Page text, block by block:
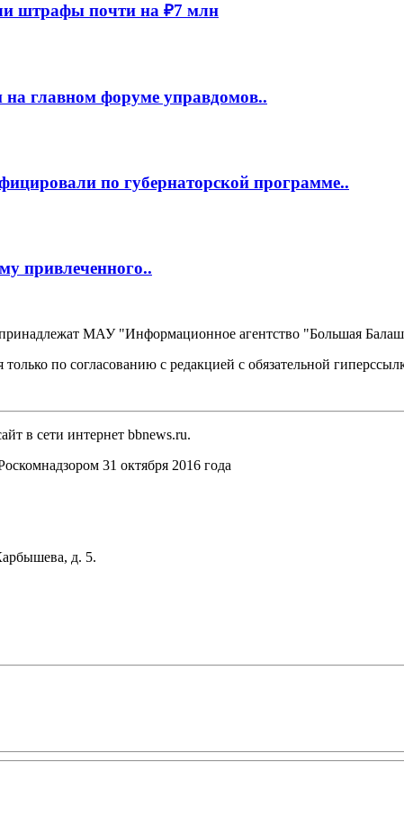
штрафы почти на ₽7 млн
главном форуме управдомов..
по губернаторской программе..
привлеченного..
МАУ "Информационное агентство "Большая
по согласованию с редакцией с обязательной
в сети интернет bbnews.ru.
31 октября 2016 года
д. 5.